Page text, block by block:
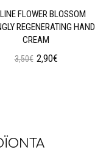
FLOWER BLOSSOM
REGENERATING HAND
CREAM
3,50€ 2,90€